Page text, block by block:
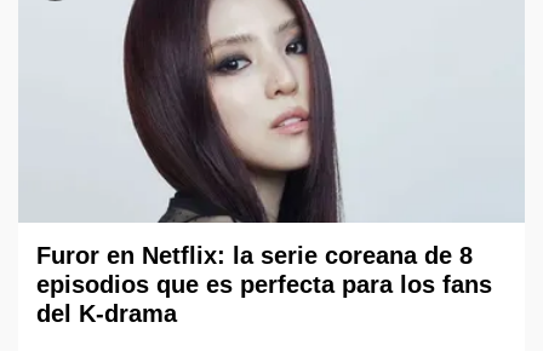
Furor en Netflix: la serie coreana de 8
episodios que es perfecta para los fans
del K-drama